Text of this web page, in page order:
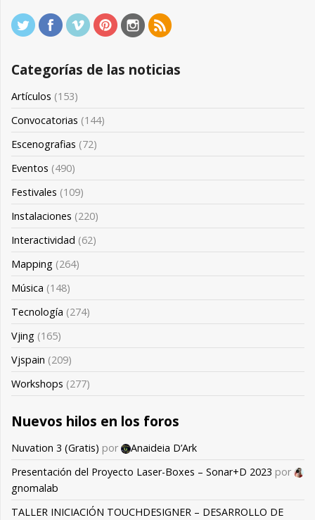
Categorías de las noticias
Artículos (153)
Convocatorias (144)
Escenografias (72)
Eventos (490)
Festivales (109)
Instalaciones (220)
Interactividad (62)
Mapping (264)
Música (148)
Tecnología (274)
Vjing (165)
Vjspain (209)
Workshops (277)
Nuevos hilos en los foros
Nuvation 3 (Gratis) por
Anaideia D’Ark
Presentación del Proyecto Laser-Boxes – Sonar+D 2023 por
gnomalab
TALLER INICIACIÓN TOUCHDESIGNER – DESARROLLO DE